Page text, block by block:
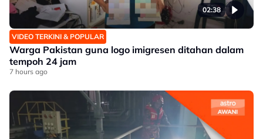
02:38
VIDEO TERKINI & POPULAR
Warga Pakistan guna logo imigresen ditahan dalam
tempoh 24 jam
7 hours ago